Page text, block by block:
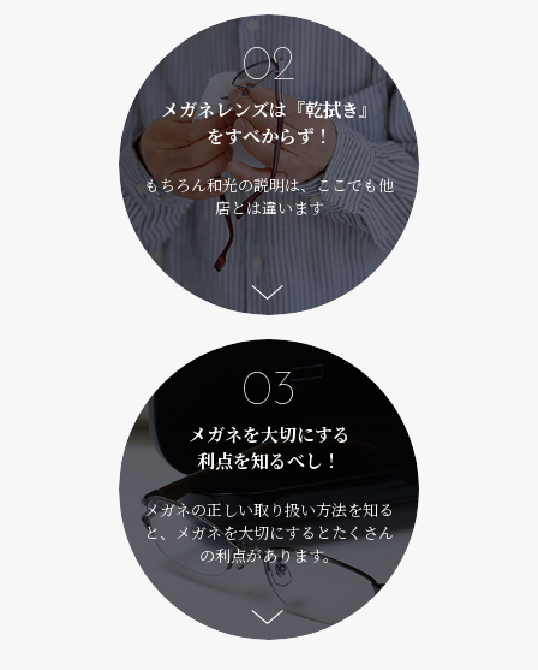
02
メガネレンズは『乾拭き』
をすべからず！
もちろん和光の説明は、ここでも他
店とは違います
03
メガネを大切にする
利点を知るべし！
メガネの正しい取り扱い方法を知る
と、メガネを大切にするとたくさん
の利点があります。